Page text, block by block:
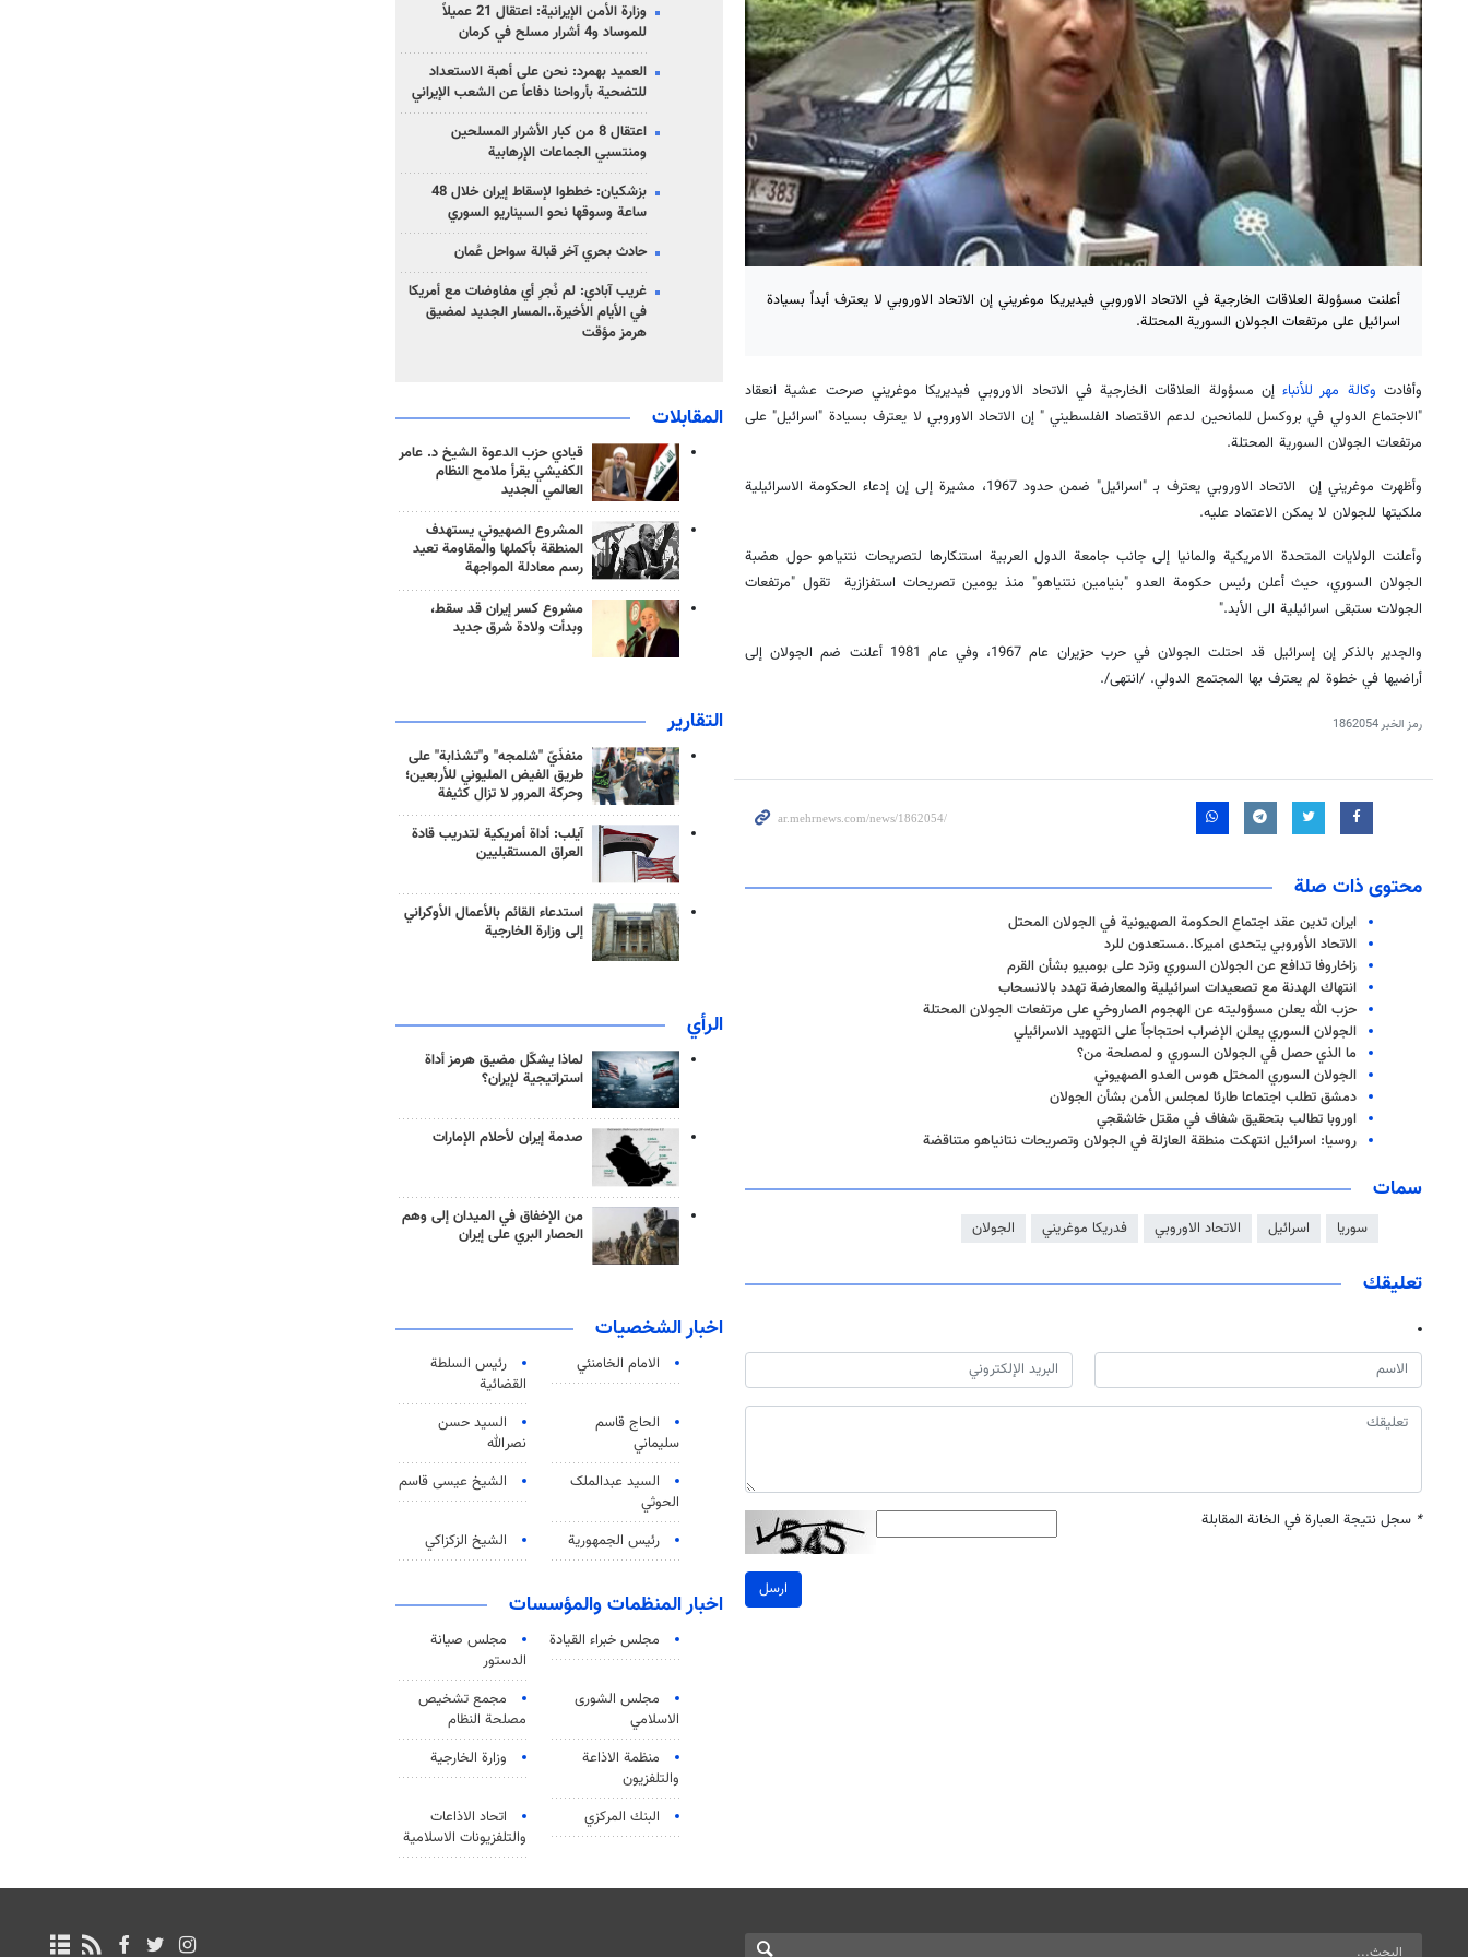
أعلنت مسؤولة العلاقات الخارجية في الاتحاد الاوروبي فيديريكا موغريني إن الاتحاد الاوروبي لا يعترف أبداً بسيادة
اسرائيل على مرتفعات الجولان السورية المحتلة.
وأفادت وكالة مهر للأنباءإن مسؤولة العلاقات الخارجية في الاتحاد الاوروبي فيديريكا موغريني صرحت عشية انعقاد
"الاجتماع الدولي في بروكسل للمانحين لدعم الاقتصاد الفلسطيني " إن الاتحاد الاوروبي لا يعترف بسيادة "اسرائيل" على
مرتفعات الجولان السورية المحتلة.
وأظهرت موغريني إن الاتحاد الاوروبي يعترف بـ "اسرائيل" ضمن حدود 1967، مشيرة إلى إن إدعاء الحكومة الاسرائيلية
ملكيتها للجولان لا يمكن الاعتماد عليه.
وأعلنت الولايات المتحدة الامريكية والمانيا إلى جانب جامعة الدول العربية استنكارها لتصريحات نتنياهو حول هضبة
الجولان السوري، حيث أعلن رئيس حكومة العدو "بنيامين نتنياهو" منذ يومين تصريحات استفزازية تقول "مرتفعات
الجولات ستبقى اسرائيلية الى الأبد."
والجدير بالذكر إن إسرائيل قد احتلت الجولان في حرب حزيران عام 1967، وفي عام 1981 أعلنت ضم الجولان إلى
أراضيها في خطوة لم يعترف بها المجتمع الدولي. /انتهى/.
رمز الخبر1862054
محتوى ذات صلة
ايران تدين عقد اجتماع الحكومة الصهيونية في الجولان المحتل
الاتحاد الأوروبي يتحدى اميركا..مستعدون للرد
زاخاروفا تدافع عن الجولان السوري وترد على بومبيو بشأن القرم
انتهاك الهدنة مع تصعيدات اسرائيلية والمعارضة تهدد بالانسحاب
حزب الله یعلن مسؤولیته عن الهجوم الصاروخي علی مرتفعات الجولان المحتلة
الجولان السوري يعلن الإضراب احتجاجاً على التهويد الاسرائيلي
ما الذي حصل في الجولان السوري و لمصلحة من؟
الجولان السوري المحتل هوس العدو الصهيوني
دمشق تطلب اجتماعا طارئا لمجلس الأمن بشأن الجولان
اوروبا تطالب بتحقيق شفاف في مقتل خاشقجي
روسيا: اسرائيل انتهكت منطقة العازلة في الجولان وتصريحات نتانياهو متناقضة
سمات
سوريا اسرائيل الاتحاد الاوروبي فدريكا موغريني الجولان
تعليقك
* سجل نتيجة العبارة في الخانة المقابلة
ارسل
وزارة الأمن الإيرانية: اعتقال 21 عميلاً
للموساد و4 أشرار مسلح في كرمان
العميد بهمرد: نحن على أهبة الاستعداد
للتضحية بأرواحنا دفاعاً عن الشعب الإيراني
اعتقال 8 من كبار الأشرار المسلحين
ومنتسبي الجماعات الإرهابية
بزشكيان: خططوا لإسقاط إيران خلال 48
ساعة وسوقها نحو السيناريو السوري
حادث بحري آخر قبالة سواحل عُمان
غريب آبادي: لم نُجرِ أي مفاوضات مع أمريكا
في الأيام الأخيرة..المسار الجديد لمضيق
هرمز مؤقت
المقابلات
قيادي حزب الدعوة الشيخ د. عامر
الكفيشي يقرأ ملامح النظام
العالمي الجديد
المشروع الصهيوني يستهدف
المنطقة بأكملها والمقاومة تعيد
رسم معادلة المواجهة
مشروع كسر إيران قد سقط،
وبدأت ولادة شرق جديد
التقارير
منفذَيّ "شلمجه" و"تشذابة" على
طريق الفيض المليوني للأربعين؛
وحركة المرور لا تزال كثيفة
آيلب: أداة أمريكية لتدريب قادة
العراق المستقبليين
استدعاء القائم بالأعمال الأوكراني
إلى وزارة الخارجية
الرأي
لماذا يشكّل مضيق هرمز أداة
استراتيجية لإيران؟
صدمة إيران لأحلام الإمارات
من الإخفاق في الميدان إلى وهم
الحصار البري على إيران
اخبار الشخصيات
الامام الخامنئي
رئیس السلطة
القضائیة
الحاج قاسم
سليماني
السيد حسن
نصرالله
السید عبدالملک
الحوثي
الشيخ عيسى قاسم
رئيس الجمهورية الشيخ الزكزاكي
اخبار المنظمات والمؤسسات
مجلس خبراء القيادة
مجلس صيانة
الدستور
مجلس الشورى
الاسلامي
مجمع تشخيص
مصلحة النظام
منظمة الاذاعة
والتلفزیون
وزارة الخارجية
البنك المركزي
اتحاد الاذاعات
والتلفزيونات الاسلامية